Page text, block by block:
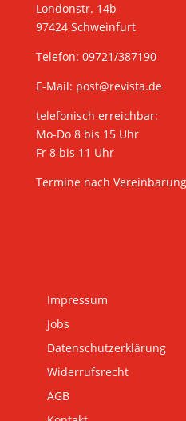
Londonstr. 14b
97424 Schweinfurt
Telefon: 09721/387190
E-Mail: post@revista.de
telefonisch erreichbar:
Mo-Do 8 bis 15 Uhr
Fr 8 bis 11 Uhr
Termine nach Vereinbarung
Impressum
Jobs
Datenschutzerklärung
Widerrufsrecht
AGB